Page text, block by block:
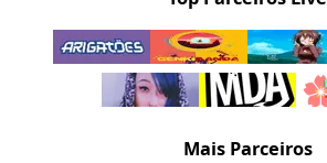
Mais Parceiros